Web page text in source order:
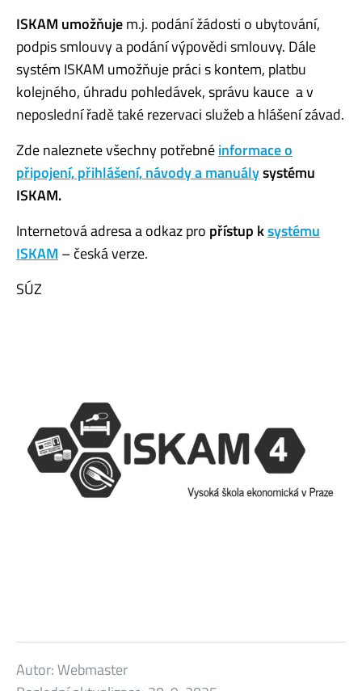
ISKAM umožňujem.j. podání žádosti o ubytování,
podpis smlouvy a podání výpovědi smlouvy. Dále
systém ISKAM umožňuje práci s kontem, platbu
kolejného, úhradu pohledávek, správu kauce a v
neposlední řadě také rezervaci služeb a hlášení závad.
Zde naleznete všechny potřebnéinformace o
připojení, přihlášení, návody a manuálysystému
ISKAM.
Internetová adresa a odkaz pro přístup ksystému
ISKAM – česká verze.
SÚZ
Autor:Webmaster